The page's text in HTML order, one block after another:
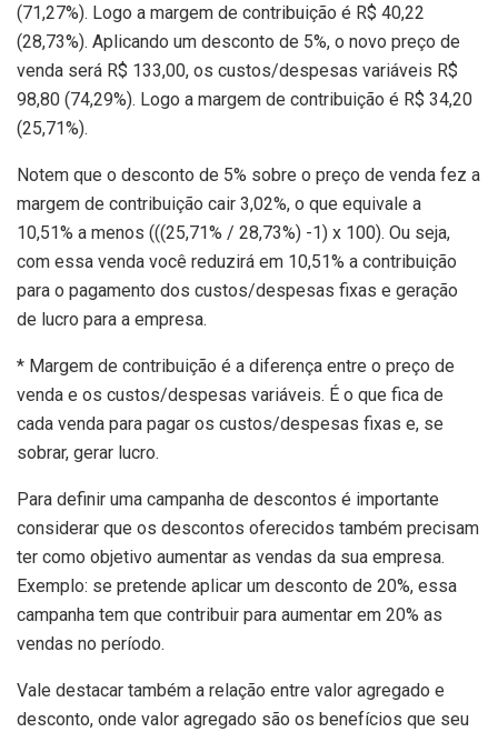
(71,27%). Logo a margem de contribuição é R$ 40,22
(28,73%). Aplicando um desconto de 5%, o novo preço de
venda será R$ 133,00, os custos/despesas variáveis R$
98,80 (74,29%). Logo a margem de contribuição é R$ 34,20
(25,71%).
Notem que o desconto de 5% sobre o preço de venda fez a
margem de contribuição cair 3,02%, o que equivale a
10,51% a menos (((25,71% / 28,73%) -1) x 100). Ou seja,
com essa venda você reduzirá em 10,51% a contribuição
para o pagamento dos custos/despesas fixas e geração
de lucro para a empresa.
* Margem de contribuição é a diferença entre o preço de
venda e os custos/despesas variáveis. É o que fica de
cada venda para pagar os custos/despesas fixas e, se
sobrar, gerar lucro.
Para definir uma campanha de descontos é importante
considerar que os descontos oferecidos também precisam
ter como objetivo aumentar as vendas da sua empresa.
Exemplo: se pretende aplicar um desconto de 20%, essa
campanha tem que contribuir para aumentar em 20% as
vendas no período.
Vale destacar também a relação entre valor agregado e
desconto, onde valor agregado são os benefícios que seu